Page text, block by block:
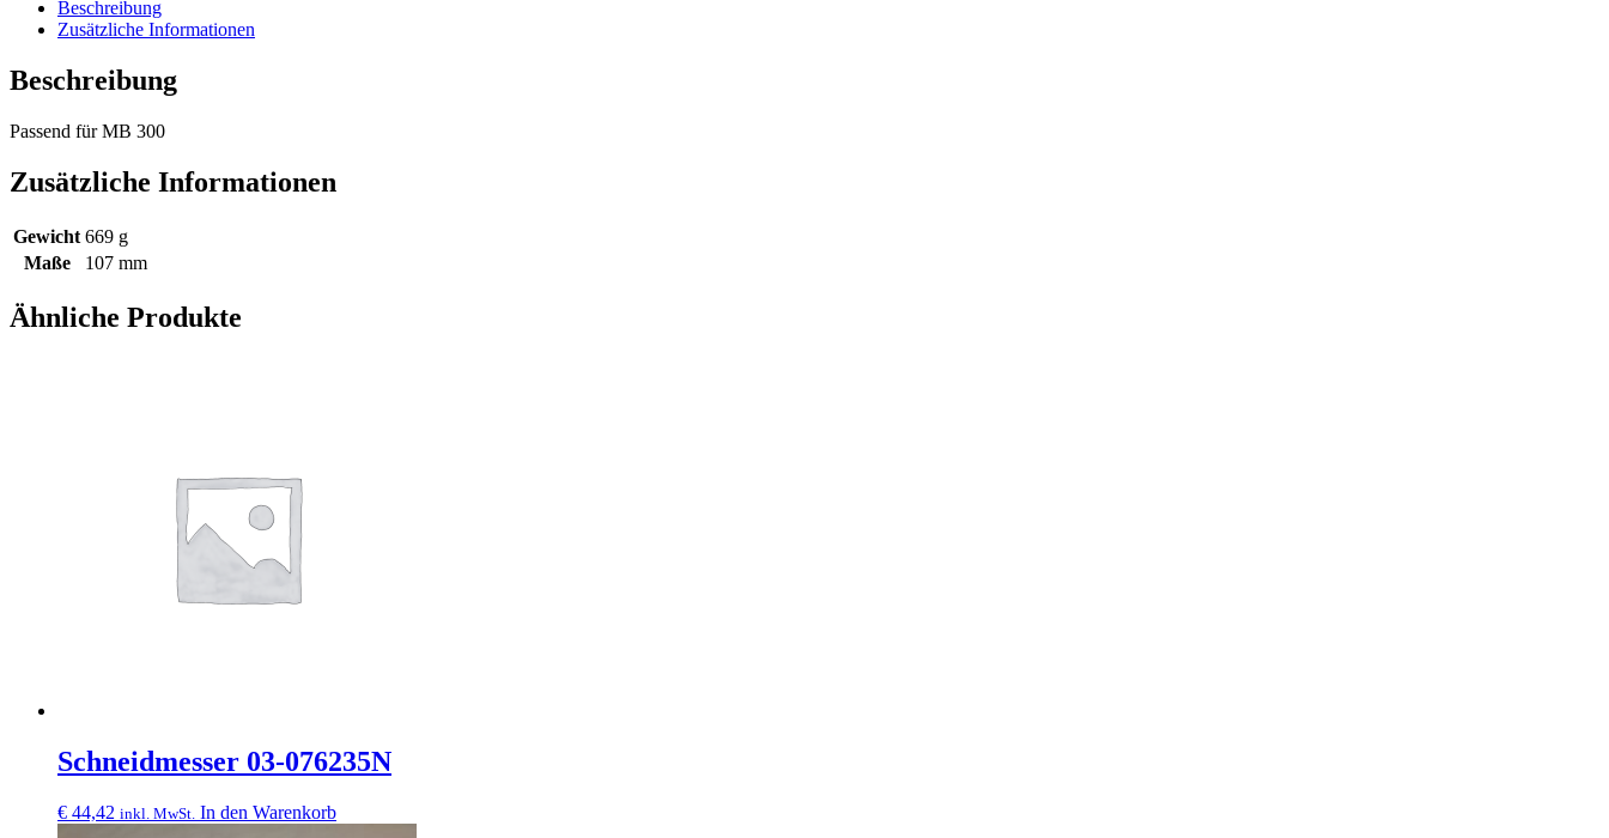
Beschreibung
Zusätzliche Informationen
Beschreibung
Passend für MB 300
Zusätzliche Informationen
Gewicht 669 g
Maße
107 mm
Ähnliche Produkte
Schneidmesser 03-076235N
€ 44,42 inkl. MwSt. In den Warenkorb